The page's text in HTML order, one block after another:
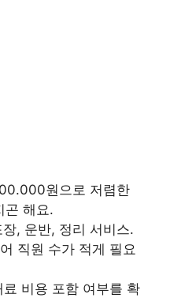
원으로 저렴한
곤 해요.
장, 운반, 정리 서비스.
직원 수가 적게 필요
료 비용 포함 여부를 확